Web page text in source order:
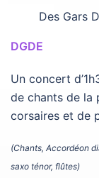
Des Gars
DGDE
Un concert
de chants de la
corsaires et de
(Chants, Accordéon
saxo ténor, flûtes)